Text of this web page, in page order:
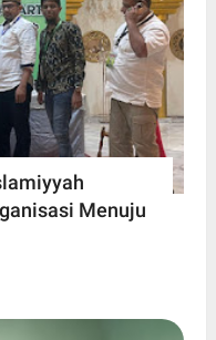
Menuju